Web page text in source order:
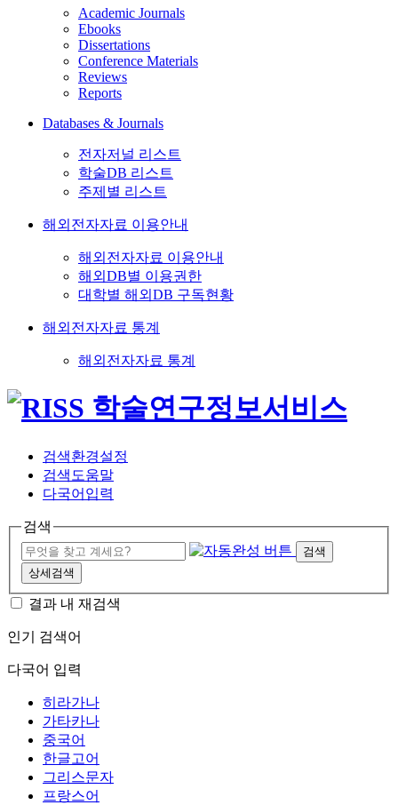
Academic Journals
Ebooks
Dissertations
Conference Materials
Reviews
Reports
Databases & Journals
전자저널 리스트
학술DB 리스트
주제별 리스트
해외전자자료 이용안내
해외전자자료 이용안내
해외DB별 이용권한
대학별 해외DB 구독현황
해외전자자료 통계
해외전자자료 통계
검색환경설정
검색도움말
다국어입력
검색
검색
상세검색
결과 내 재검색
인기 검색어
다국어 입력
히라가나
가타카나
중국어
한글고어
그리스문자
프랑스어